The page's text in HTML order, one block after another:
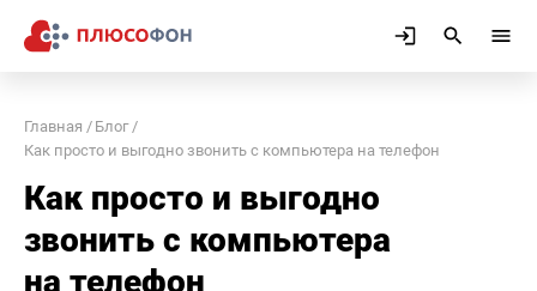
Главная
Блог
Как просто и выгодно звонить с компьютера на телефон
Как просто и выгодно
звонить с компьютера
на телефон